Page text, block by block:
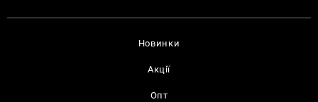
Новинки
Акції
Опт